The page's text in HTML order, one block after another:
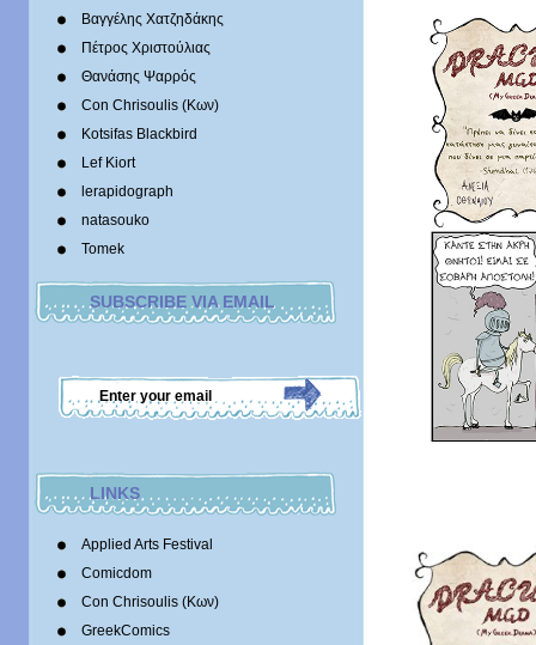
Βαγγέλης Χατζηδάκης
Πέτρος Χριστούλιας
Θανάσης Ψαρρός
Con Chrisoulis (Κων)
Kotsifas Blackbird
Lef Kiort
lerapidograph
natasouko
Tomek
SUBSCRIBE VIA EMAIL
LINKS
Applied Arts Festival
Comicdom
Con Chrisoulis (Κων)
GreekComics